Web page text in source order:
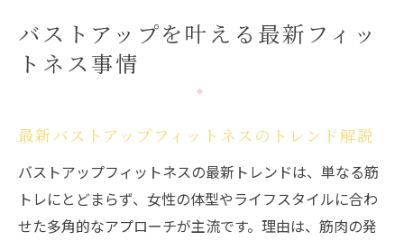
バストアップを叶える最新フィッ
トネス事情
最新バストアップフィットネスのトレンド解説
バストアップフィットネスの最新トレンドは、単なる筋
トレにとどまらず、女性の体型やライフスタイルに合わ
せた多角的なアプローチが主流です。理由は、筋肉の発